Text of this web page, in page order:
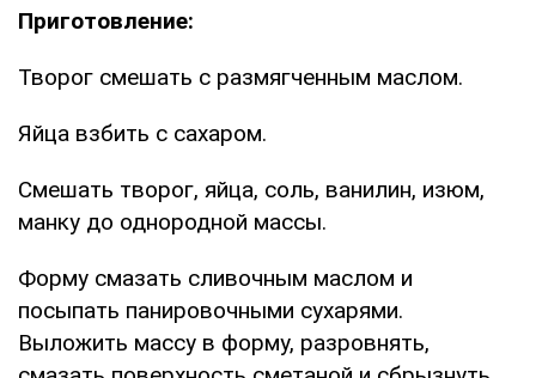
Приготовление:
Творог смешать с размягченным маслом.
Яйца взбить с сахаром.
Смешать творог, яйца, соль, ванилин, изюм,
манку до однородной массы.
Форму смазать сливочным маслом и
посыпать панировочными сухарями.
Выложить массу в форму, разровнять,